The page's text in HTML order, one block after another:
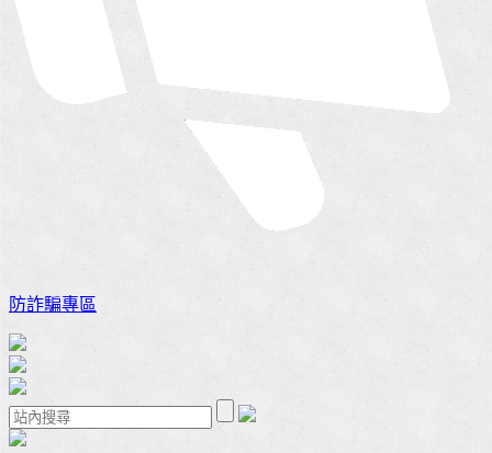
防詐騙專區